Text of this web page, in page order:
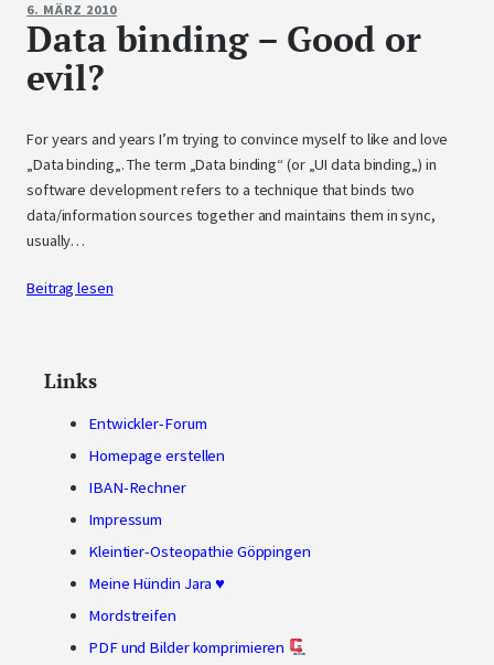
6. MÄRZ 2010
Data binding – Good or
evil?
For years and years I’m trying to convince myself to like and love
„Data binding„. The term „Data binding“ (or „UI data binding„) in
software development refers to a technique that binds two
data/information sources together and maintains them in sync,
usually…
Beitrag lesen
Links
Entwickler-Forum
Homepage erstellen
IBAN-Rechner
Impressum
Kleintier-Osteopathie Göppingen
Meine Hündin Jara ♥
Mordstreifen
PDF und Bilder komprimieren